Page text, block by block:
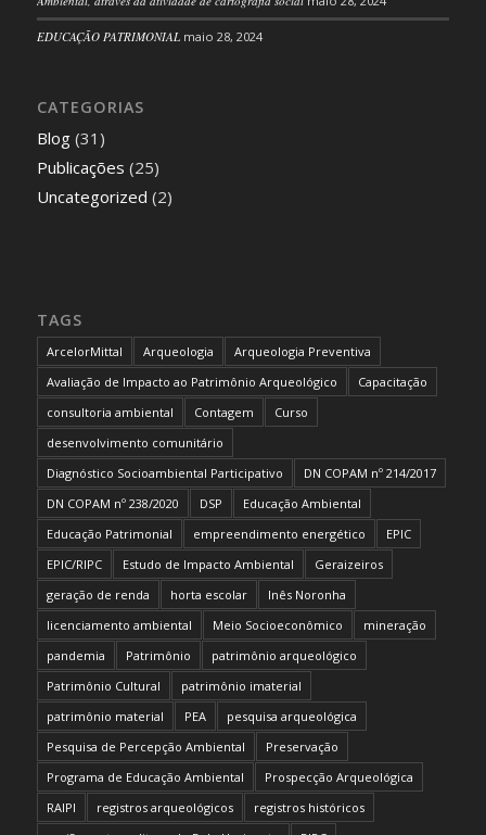
EDUCAÇÃO PATRIMONIAL maio 28, 2024
CATEGORIAS
Blog(31)
Publicações (25)
Uncategorized (2)
TAGS
ArcelorMittal Arqueologia
Arqueologia Preventiva
Avaliação de Impacto ao Patrimônio Arqueológico
Capacitação
consultoria ambiental
Contagem
Curso
desenvolvimento comunitário
Diagnóstico Socioambiental Participativo
DN COPAM nº 214/2017
DN COPAM nº 238/2020
DSP
Educação Ambiental
Educação Patrimonial
empreendimento energético
EPIC
EPIC/RIPC
Estudo de Impacto Ambiental
Geraizeiros
geração de renda
horta escolar
Inês Noronha
licenciamento ambiental
Meio Socioeconômico
mineração
pandemia
Patrimônio
patrimônio arqueológico
Patrimônio Cultural
patrimônio imaterial
patrimônio material
PEA
pesquisa arqueológica
Pesquisa de Percepção Ambiental
Preservação
Programa de Educação Ambiental
Prospecção Arqueológica
RAIPI
registros arqueológicos
registros históricos